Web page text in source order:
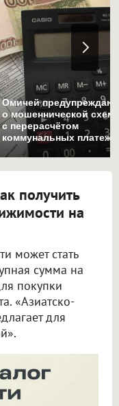
Омичей
о мошеннической
с перерасчётом
коммунальных
получить
на
может стать
сумма на
покупки
«Азиатско-
для